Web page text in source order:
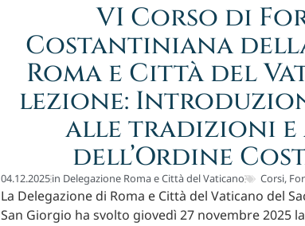
VI Corso di
Costantiniana
Roma e Città del
lezione:
alle tradizioni
dell’Ordine
04.12.2025in Delegazione Roma e Città del Vaticano Corsi,
La Delegazione di Roma e Città del Vaticano del
San Giorgio ha svolto giovedì 27 novembre 2025